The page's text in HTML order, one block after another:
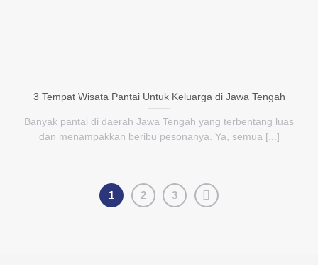
3 Tempat Wisata Pantai Untuk Keluarga di Jawa Tengah
Banyak pantai di daerah Jawa Tengah yang terbentang luas
dan menampakkan beribu pesonanya. Ya, semua [...]
1 2 3